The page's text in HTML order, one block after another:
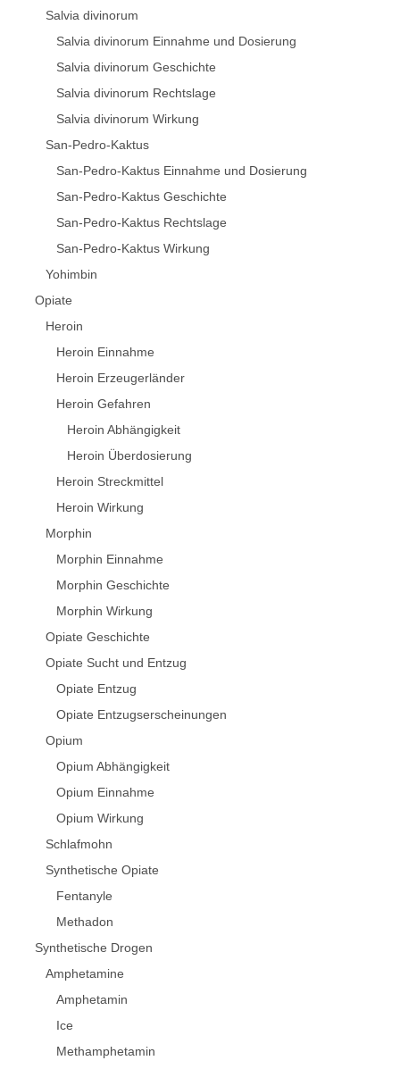
Salvia divinorum
Salvia divinorum Einnahme und Dosierung
Salvia divinorum Geschichte
Salvia divinorum Rechtslage
Salvia divinorum Wirkung
San-Pedro-Kaktus
San-Pedro-Kaktus Einnahme und Dosierung
San-Pedro-Kaktus Geschichte
San-Pedro-Kaktus Rechtslage
San-Pedro-Kaktus Wirkung
Yohimbin
Opiate
Heroin
Heroin Einnahme
Heroin Erzeugerländer
Heroin Gefahren
Heroin Abhängigkeit
Heroin Überdosierung
Heroin Streckmittel
Heroin Wirkung
Morphin
Morphin Einnahme
Morphin Geschichte
Morphin Wirkung
Opiate Geschichte
Opiate Sucht und Entzug
Opiate Entzug
Opiate Entzugserscheinungen
Opium
Opium Abhängigkeit
Opium Einnahme
Opium Wirkung
Schlafmohn
Synthetische Opiate
Fentanyle
Methadon
Synthetische Drogen
Amphetamine
Amphetamin
Ice
Methamphetamin